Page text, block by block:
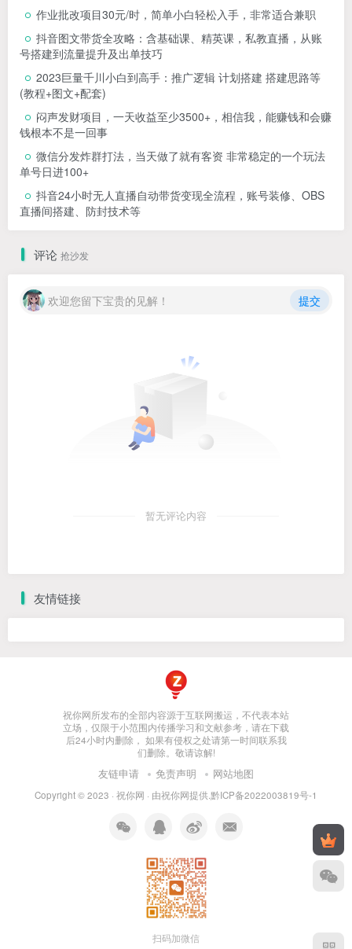
作业批改项目30元/时，简单小白轻松入手，非常适合兼职
抖音图文带货全攻略：含基础课、精英课，私教直播，从账
号搭建到流量提升及出单技巧
2023巨量千川小白到高手：推广逻辑 计划搭建 搭建思路等
(教程+图文+配套)
闷声发财项目，一天收益至少3500+，相信我，能赚钱和会赚
钱根本不是一回事
微信分发炸群打法，当天做了就有客资 非常稳定的一个玩法
单号日进100+
抖音24小时无人直播自动带货变现全流程，账号装修、OBS
直播间搭建、防封技术等
评论 抢沙发
欢迎您留下宝贵的见解！ 提交
暂无评论内容
友情链接
祝你网所发布的全部内容源于互联网搬运，不代表本站
立场，仅限于小范围内传播学习和文献参考，请在下载
后24小时内删除， 如果有侵权之处请第一时间联系我
们删除。敬请谅解!
友链申请 免责声明 网站地图
Copyright © 2023 · 祝你网 · 由祝你网提供.黔ICP备2022003819号-1
扫码加微信